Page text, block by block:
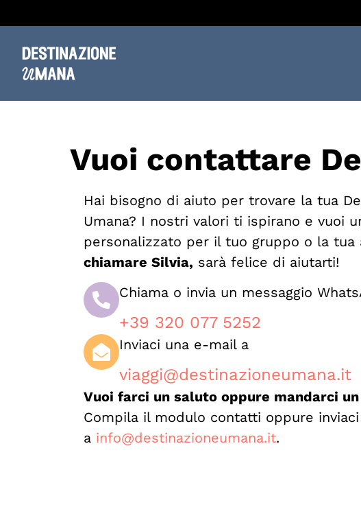
Vuoi contattare
Hai bisogno di aiuto per trovare la tua
Umana? I nostri valori ti ispirano e vuoi
personalizzato per il tuo gruppo o la tua
chiamare Silvia, sarà felice di aiutarti!
Chiama o invia un messaggio
+39 320 077 5252
Inviaci una e-mail a
viaggi@destinazioneumana.it
Vuoi farci un saluto oppure mandarci un
Compila il modulo contatti oppure
a info@destinazioneumana.it.